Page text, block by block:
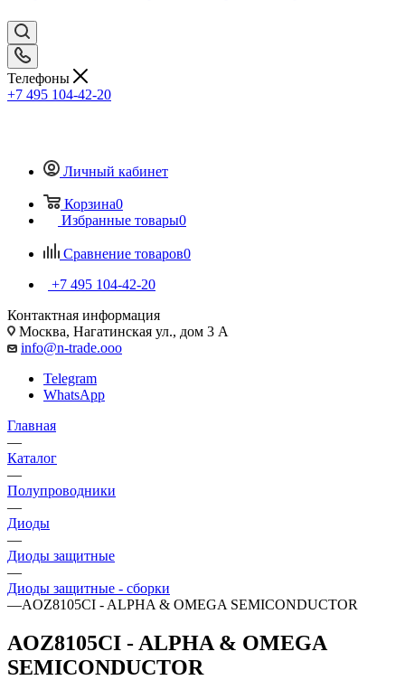
Телефоны
+7 495 104-42-20
Личный кабинет
Корзина0
Избранные товары0
Сравнение товаров0
+7 495 104-42-20
Контактная информация
Москва, Нагатинская ул., дом 3 А
info@n-trade.ooo
Telegram
WhatsApp
Главная
—
Каталог
—
Полупроводники
—
Диоды
—
Диоды защитные
—
Диоды защитные - сборки
—AOZ8105CI - ALPHA & OMEGA SEMICONDUCTOR
AOZ8105CI - ALPHA & OMEGA
SEMICONDUCTOR